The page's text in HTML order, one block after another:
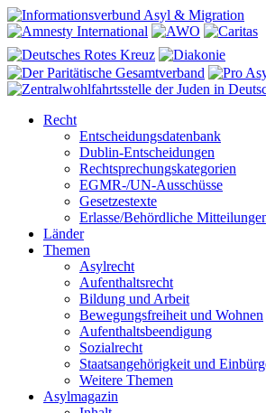
Recht
Entscheidungsdatenbank
Dublin-Entscheidungen
Rechtsprechungskategorien
EGMR-/UN-Ausschüsse
Gesetzestexte
Erlasse/Behördliche
Länder
Themen
Asylrecht
Aufenthaltsrecht
Bildung und Arbeit
Bewegungsfreiheit und Wohnen
Aufenthaltsbeendigung
Sozialrecht
Staatsangehörigkeit und
Weitere Themen
Asylmagazin